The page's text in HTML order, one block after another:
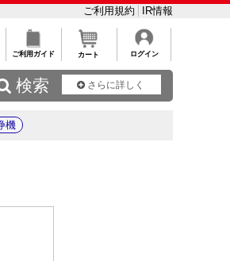
ご利用規約 IR情報
ご利用ガイド カート ログイン
検索 さらに詳しく
機